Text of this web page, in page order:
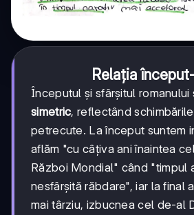
Relația
Începutul și sfârșitul
simetric, reflectând
petrecute. La început suntem
aflăm "cu câțiva ani înaintea
Război Mondial" când "timpul
nesfârșită răbdare", iar la final
mai târziu, izbucnea cel de-al